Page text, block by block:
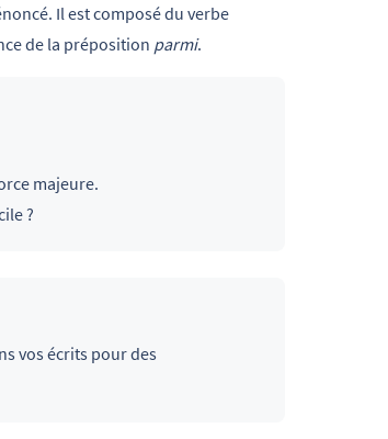
Il est composé du verbe
de la préposition parmi.
majeure.
?
vos écrits pour des